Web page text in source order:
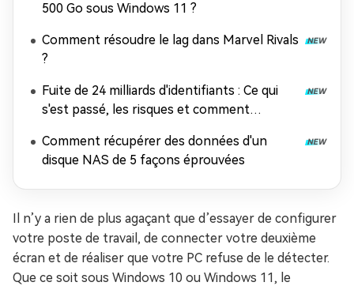
500 Go sous Windows 11 ?
Comment résoudre le lag dans Marvel Rivals
?
Fuite de 24 milliards d'identifiants : Ce qui
s'est passé, les risques et comment
Comment récupérer des données d'un
disque NAS de 5 façons éprouvées
Il n’y a rien de plus agaçant que d’essayer de configurer
votre poste de travail, de connecter votre deuxième
écran et de réaliser que votre PC refuse de le détecter.
Que ce soit sous Windows 10 ou Windows 11, le